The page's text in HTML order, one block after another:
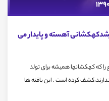
آهسته و پایدار می
که کهکشانها همیشه برای تولد
کرده است . این یافته ها